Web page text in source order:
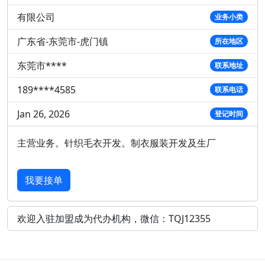
有限公司 业务小类
广东省-东莞市-虎门镇 所在地区
东莞市**** 联系地址
189****4585 联系电话
Jan 26, 2026 登记时间
主营业务。针织毛衣开发。制衣服装开发及生厂
我要接单
欢迎入驻加盟成为代办机构，微信：TQJ12355